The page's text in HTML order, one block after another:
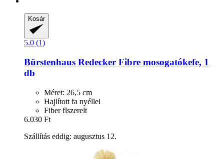
Kosár
5.0 (1)
Bürstenhaus Redecker Fibre mosogatókefe, 1
db
Méret: 26,5 cm
Hajlított fa nyéllel
Fiber flszerelt
6.030 Ft
Szállítás eddig: augusztus 12.